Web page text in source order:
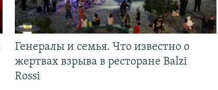
Генералы и семья. Что известно о
жертвах взрыва в ресторане Balzi
Rossi